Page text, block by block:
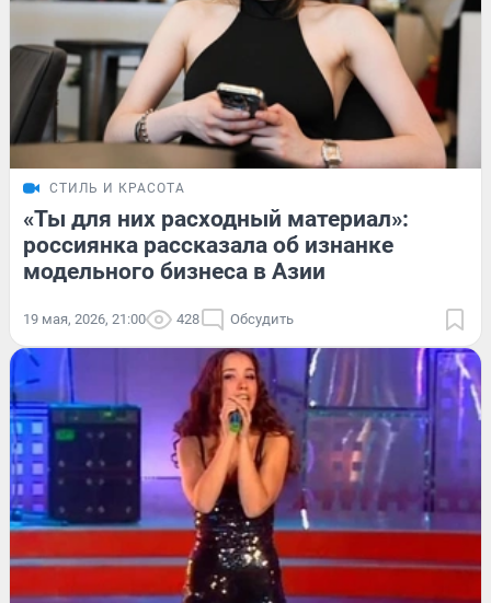
СТИЛЬ И КРАСОТА
«Ты для них расходный материал»:
россиянка рассказала об изнанке
модельного бизнеса в Азии
19 мая, 2026, 21:00 428 Обсудить